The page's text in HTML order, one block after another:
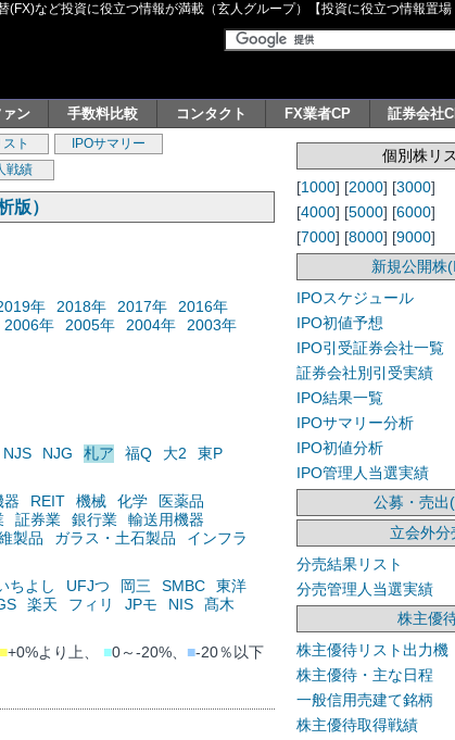
など投資に役立つ情報が満載（玄人グループ）【投資に役立つ情報置場
ン 手数料比較 コンタクト FX業者CP 証券会社
スト
IPOサマリー
戦績
版）
年 2018年 2017年
2016年
2006年 2005年 2004年
2003年
NJS NJG 札ア 福Q 大2
東P
器 REIT 機械 化学
医薬品
証券業 銀行業
輸送用機器
製品 ガラス・土石製品
インフラ
ちよし UFJつ 岡三 SMBC
東洋
楽天 フィリ JPモ NIS
髙木
■+0%より上、 ■0～-20%、 ■-20％以下
個別株リ
[1000] [2000] [3000]
[4000] [5000] [6000]
[7000] [8000] [9000]
新規公開株
IPOスケジュール
IPO初値予想
IPO引受証券会社一覧
証券会社別引受実績
IPO結果一覧
IPOサマリー分析
IPO初値分析
IPO管理人当選実績
公募・売出
立会外分
分売結果リスト
分売管理人当選実績
株主優
株主優待リスト出力機
株主優待・主な日程
一般信用売建て銘柄
株主優待取得戦績